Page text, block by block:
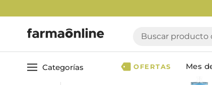
Buscar producto o
Categorías OFERTAS Mes